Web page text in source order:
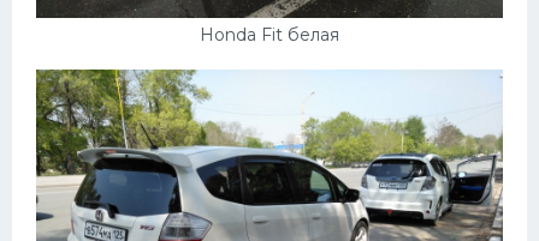
Honda Fit белая